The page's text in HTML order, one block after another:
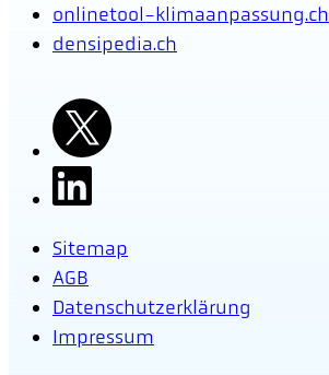
onlinetool-klimaanpassung.ch
densipedia.ch
Sitemap
AGB
Datenschutzerklärung
Impressum